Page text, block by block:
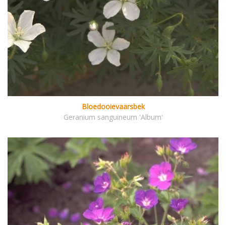
Bloedooievaarsbek
Geranium sanguineum 'Album'